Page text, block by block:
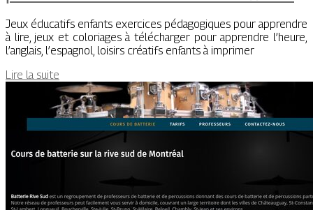
Jeux éducatifs enfants exercices pédagogiques pour apprendre
à lire, jeux et coloriages à télécharger pour apprendre l’heure,
l’anglais, l’espagnol, loisirs créatifs enfants à imprimer
Lire la suite